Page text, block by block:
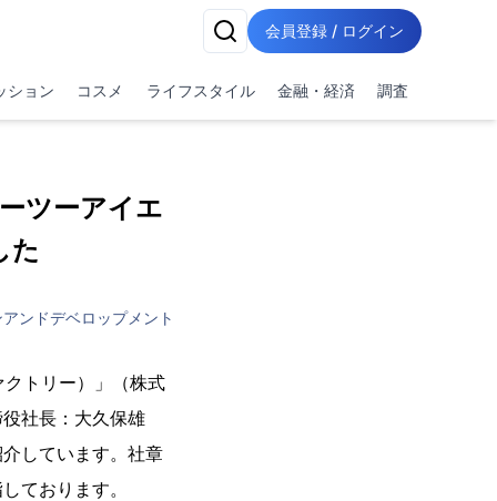
会員登録 / ログイン
ション コスメ ライフスタイル 金融・経済 調査
ツーアイエ
た
ンドデベロップメント
トリー）」（株式
社長：大久保雄
しています。社章
ております。